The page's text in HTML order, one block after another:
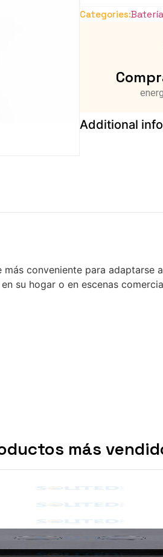
Categories:
Additional
conveniente para
su hogar o en escenas
más